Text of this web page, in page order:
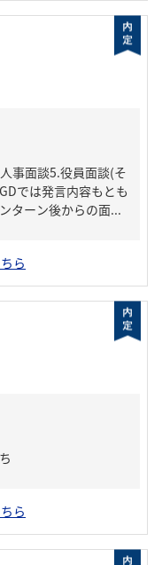
事面談5.役員面談(そ
では発言内容もとも
ターン後からの面...
ら
ら